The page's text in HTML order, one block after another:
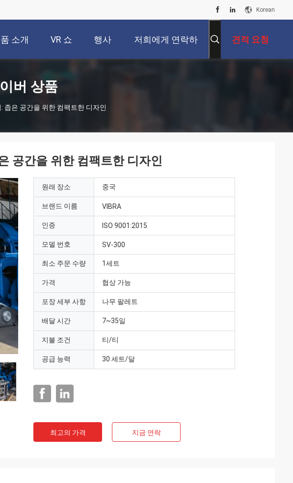
Korean
소개 VR 쇼 행사 저희에게 연락하 견적 요청
버 상품
좁은 공간을 위한 컴팩트한 디자인
공간을 위한 컴팩트한 디자인
원래 장소 중국
브랜드 이름 VIBRA
인증 ISO 9001:2015
모델 번호 SV-300
최소 주문 수량 1세트
가격 협상 가능
포장 세부 사항 나무 팔레트
배달 시간 7~35일
지불 조건 티/티
공급 능력 30 세트/달
최고의 가격 지금 연락